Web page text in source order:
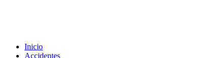
Inicio
Accidentes